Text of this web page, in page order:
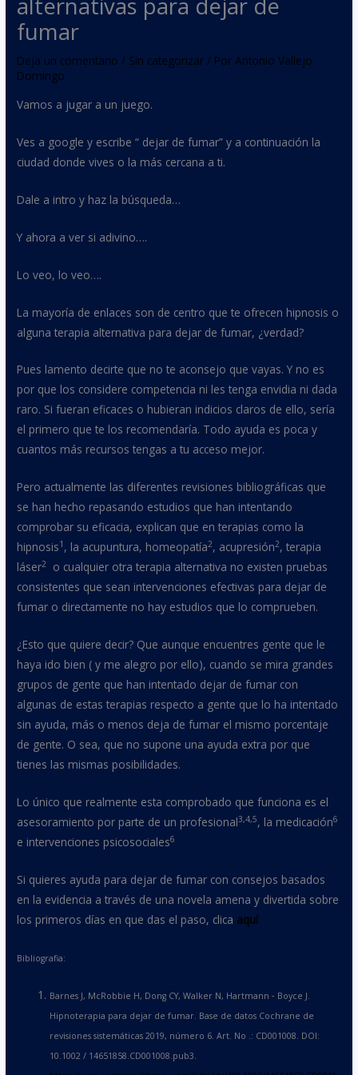
alternativas para dejar de
fumar
Deja un comentario / Sin categorizar / PorAntonio Vallejo
Domingo
Vamos a jugar a un juego.
Ves a google y escribe “ dejar de fumar” y a continuación la
ciudad donde vives o la más cercana a ti.
Dale a intro y haz la búsqueda…
Y ahora a ver si adivino….
Lo veo, lo veo….
La mayoría de enlaces son de centro que te ofrecen hipnosis o
alguna terapia alternativa para dejar de fumar, ¿verdad?
Pues lamento decirte que no te aconsejo que vayas. Y no es
por que los considere competencia ni les tenga envidia ni dada
raro. Si fueran eficaces o hubieran indicios claros de ello, sería
el primero que te los recomendaría. Todo ayuda es poca y
cuantos más recursos tengas a tu acceso mejor.
Pero actualmente las diferentes revisiones bibliográficas que
se han hecho repasando estudios que han intentando
comprobar su eficacia, explican que en terapias como la
hipnosis1 , la acupuntura, homeopatía2, acupresión2, terapia
láser2
o cualquier otra terapia alternativa no existen pruebas
consistentes que sean intervenciones efectivas para dejar de
fumar o directamente no hay estudios que lo comprueben.
¿Esto que quiere decir? Que aunque encuentres gente que le
haya ido bien ( y me alegro por ello), cuando se mira grandes
grupos de gente que han intentado dejar de fumar con
algunas de estas terapias respecto a gente que lo ha intentado
sin ayuda, más o menos deja de fumar el mismo porcentaje
de gente. O sea, que no supone una ayuda extra por que
tienes las mismas posibilidades.
Lo único que realmente esta comprobado que funciona es el
asesoramiento por parte de un profesional3,4,5, la medicación6
e intervenciones psicosociales6
Si quieres ayuda para dejar de fumar con consejos basados
en la evidencia a través de una novela amena y divertida sobre
los primeros días en que das el paso, clica aquí
Bibliografia:
Barnes J, McRobbie H, Dong CY, Walker N, Hartmann ‐ Boyce J.
Hipnoterapia para dejar de fumar. Base de datos Cochrane de
revisiones sistemáticas 2019, número 6. Art. No .: CD001008. DOI:
10.1002 / 14651858.CD001008.pub3.